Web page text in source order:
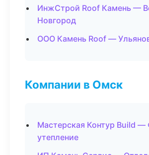
ИнжСтрой Roof Камень —
Новгород
ООО Камень Roof —
Компании в Омск
Мастерская Контур Build —
утепление